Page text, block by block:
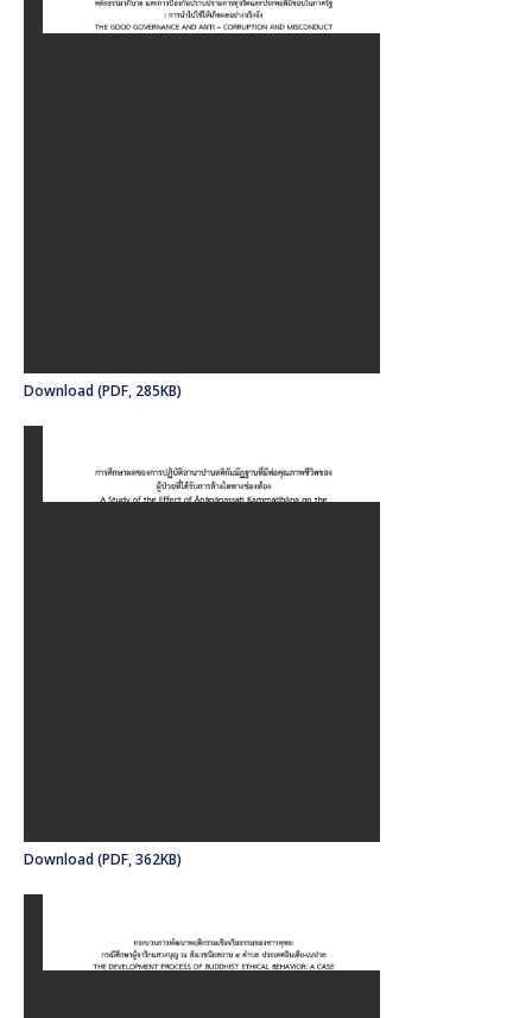
Download (PDF, 285KB)
Download (PDF, 362KB)